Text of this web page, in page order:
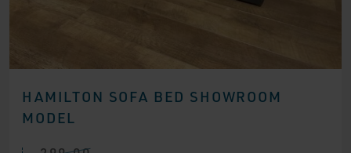
HAMILTON SOFA BED SHOWROOM
MODEL